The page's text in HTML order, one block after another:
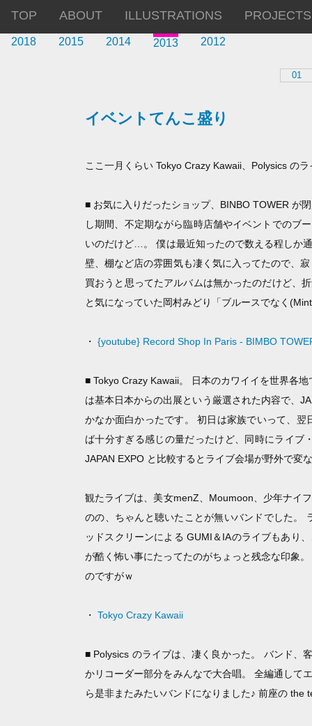
TOP ABOUT ILLUSTRATIONS PROJECTS
2018 2015 2014 2013 2012
01
イベントてんこ盛り
ここ一月くらい Tokyo Crazy Kawaii、Polysics の
■ お気に入りだったショップ、BINBO TOWER が
し期間、不定期ながら臨時店舗やイベントでのブ
いのだけど…。 僕は最近知ったので数える程しか
壁、棚など店の雰囲気も凄く気に入ってたので、
買おうと思ってたアルバムは無かったのだけど、
と気になっていた岡村みどり「ブルースでなく
・ {youtube} Record Shop In Paris - BIMBO
■ Tokyo Crazy Kawaii。 日本のカワイイを世界各
は基本日本からの出展という厳選された内容で、
かなか面白かったです。 初日は家族でいって、
ば十分すぎる感じの量だったけど、同時にライブ
JAPAN EXPO と比較するとライブ会場が野外で変
観たライブは、美女menZ、Moumoon、少年ナイ
のの、ちゃんと聴いたことが無いバンドでした。
ッドスクリーンによる GUMI＆IAのライブもあり
が酷く怖い事にたってたのがちょっと残念な印象
のですがｗ
・ Tokyo Crazy Kawaii
■ Polysics のライブは、凄く良かった。 バンド
かリコーダー部分をみんなで大合唱。 全編通して
ら是非またみたいバンドになりました♪ 前座の